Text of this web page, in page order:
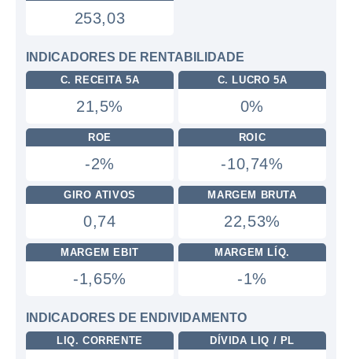
253,03
INDICADORES DE RENTABILIDADE
C. RECEITA 5A
21,5%
C. LUCRO 5A
0%
ROE
-2%
ROIC
-10,74%
GIRO ATIVOS
0,74
MARGEM BRUTA
22,53%
MARGEM EBIT
-1,65%
MARGEM LÍQ.
-1%
INDICADORES DE ENDIVIDAMENTO
LIQ. CORRENTE DÍVIDA LIQ / PL